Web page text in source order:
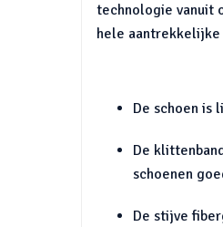
technologie vanuit
hele
De schoen is
De
schoenen
De stijve